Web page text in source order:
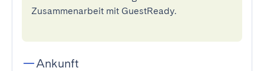
Zusammenarbeit mit GuestReady.
Ankunft